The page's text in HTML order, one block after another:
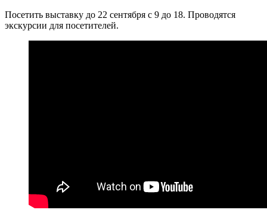
Посетить выставку до 22 сентября с 9 до 18. Проводятся
экскурсии для посетителей.